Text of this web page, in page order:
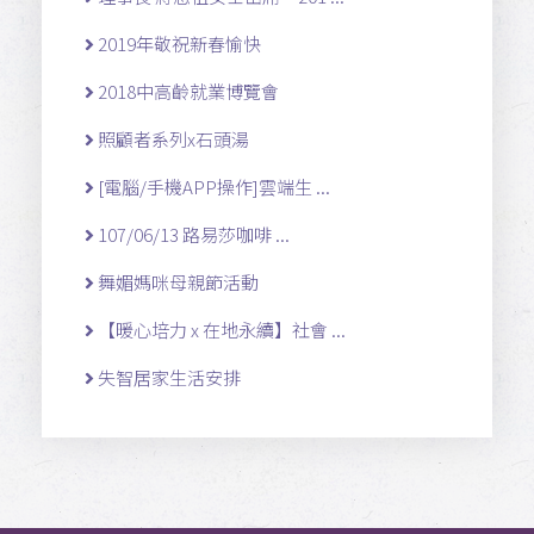
2019年敬祝新春愉快
2018中高齡就業博覽會
照顧者系列x石頭湯
[電腦/手機APP操作]雲端生 ...
107/06/13 路易莎咖啡 ...
舞媚媽咪母親節活動
【暖心培力 x 在地永續】社會 ...
失智居家生活安排